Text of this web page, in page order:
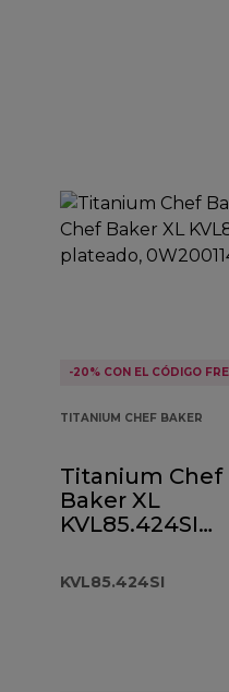
-20% CON EL CÓDIGO
TITANIUM CHEF BAKER
Titanium Chef
Baker XL
KVL85.424SI
KVL85.424SI